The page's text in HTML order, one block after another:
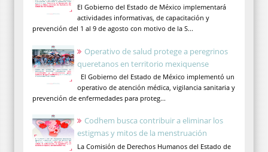
El Gobierno del Estado de México implementará
actividades informativas, de capacitación y
prevención del 1 al 9 de agosto con motivo de la S...
Operativo de salud protege a peregrinos
queretanos en territorio mexiquense
El Gobierno del Estado de México implementó un
operativo de atención médica, vigilancia sanitaria y
prevención de enfermedades para proteg...
Codhem busca contribuir a eliminar los
estigmas y mitos de la menstruación
La Comisión de Derechos Humanos del Estado de